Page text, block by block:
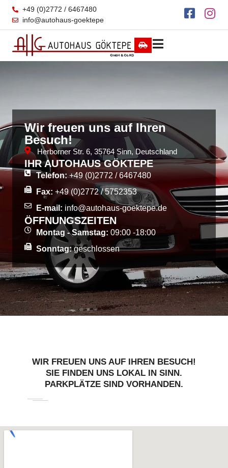
+49 (0)2772 / 6467480
info@autohaus-goektepe
Wir freuen uns auf Ihren
Besuch!
Herborner Str. 6, 35764 Sinn, Deutschland
IHR AUTOHAUS GÖKTEPE
Telefon:+49 (0)2772 / 6467480
Fax: +49 (0)2772 / 5752353
E-mail: info@autohaus-goektepe.de
ÖFFNUNGSZEITEN
Montag - Samstag: 09:00 -18:00
Sonntag:geschlossen
WIR FREUEN UNS AUF IHREN BESUCH!
SIE FINDEN UNS LOKAL IN SINN.
PARKPLÄTZE SIND VORHANDEN.